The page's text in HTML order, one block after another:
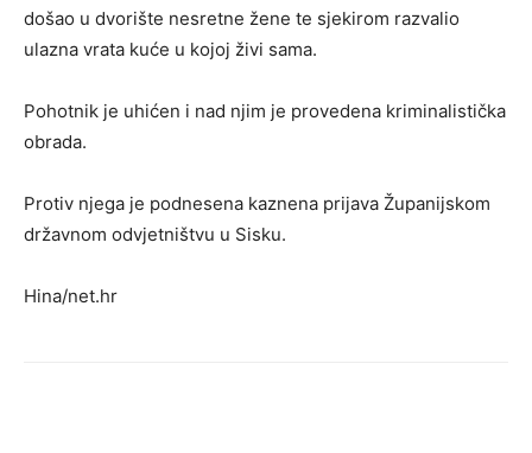
došao u dvorište nesretne žene te sjekirom razvalio
ulazna vrata kuće u kojoj živi sama.
Pohotnik je uhićen i nad njim je provedena kriminalistička
obrada.
Protiv njega je podnesena kaznena prijava Županijskom
državnom odvjetništvu u Sisku.
Hina/net.hr